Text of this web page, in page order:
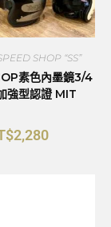
SHOP “SS”
素色內墨鏡3/4
強型認證 MIT
2,280